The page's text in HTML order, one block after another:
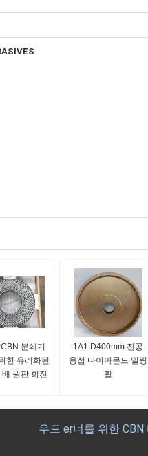
분쇄기
한 유리화된
배 원판 회전
1A1 D400mm 진공
용접 다이아몬드 밀링
휠
우드 er너를 위한 CBN